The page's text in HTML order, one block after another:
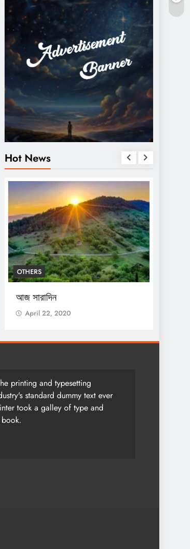
Hot News
OTHERS
আজ সারাদিন
April 22, 2020
printing and typesetting
standard dummy text ever
took a galley of type and